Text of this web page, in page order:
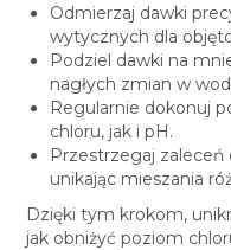
Odmierzaj dawki
wytycznych dla
Podziel dawki na
nagłych zmian w
Regularnie dokonuj
chloru, jak i pH.
Przestrzegaj
unikając mieszania
Dzięki tym krokom,
jak obniżyć poziom